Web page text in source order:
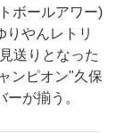
ボールアワー)
りやんレトリ
送りとなった
ンピオン"久保
が揃う。